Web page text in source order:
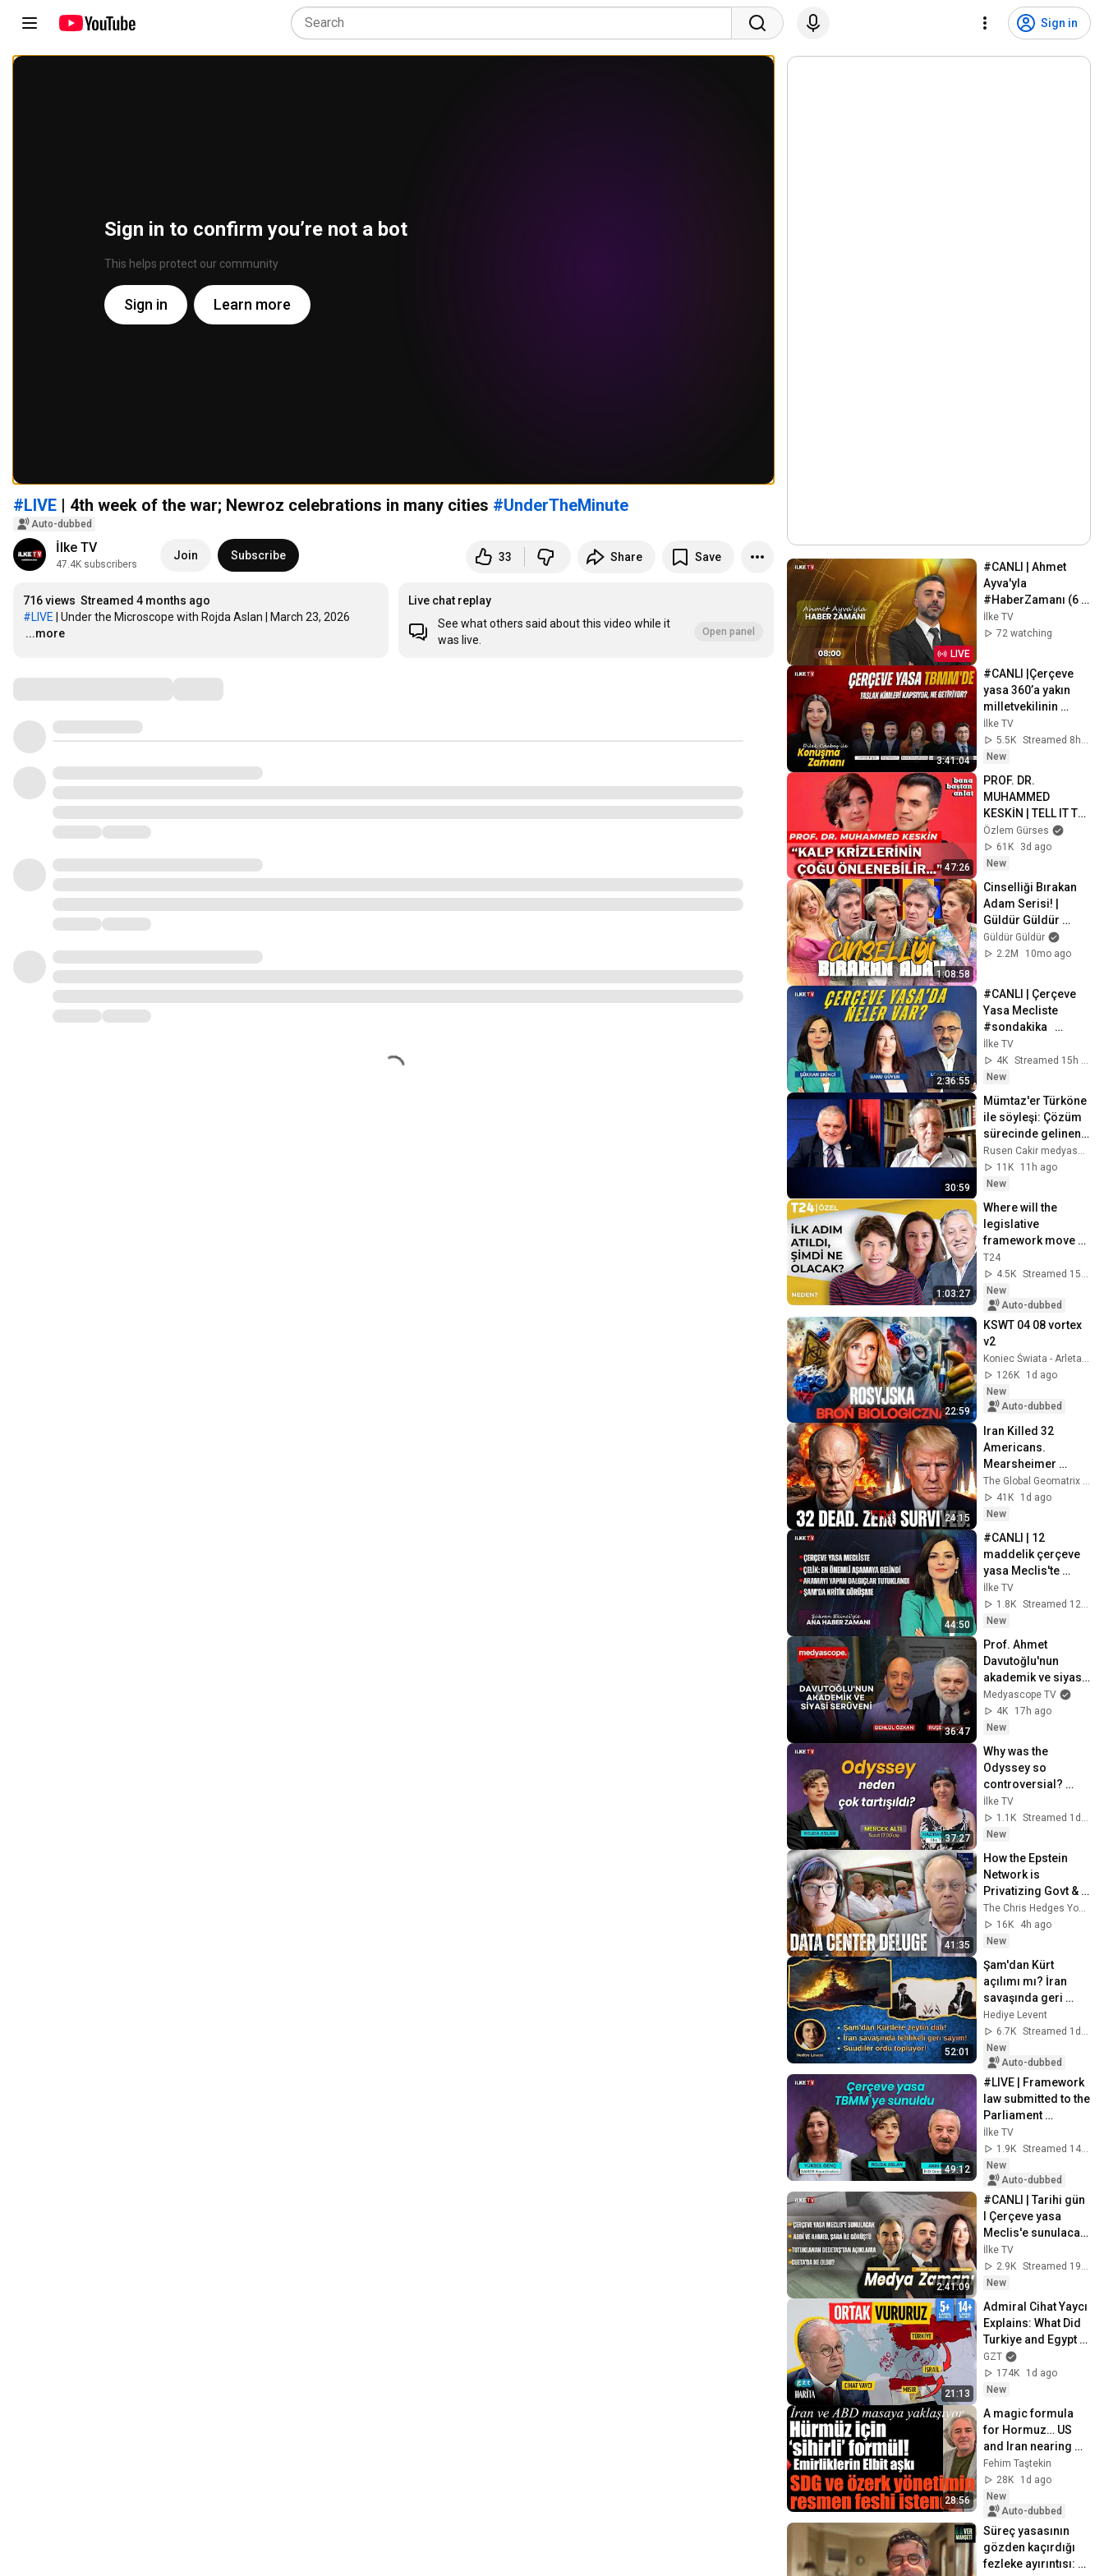
Sign in
Sign in to confirm you’re not a bot
This helps protect our community
Sign in Learn more
#LIVE | 4th week of the war; Newroz celebrations in many cities #UnderTheMinute
Auto-dubbed
İlke TV
47.4K subscribers
Join Subscribe 33 Share Save
716 views Streamed 4 months ago
#LIVE
…
...more
Live chat replay
See what others said about this video while it
was live.
Open panel
LIVE
#CANLI | Ahmet
Ayva'yla
#HaberZamanı (6
Ağustos 2026)
İlke TV
72 watching
3:41:04
#CANLI |Çerçeve
yasa 360’a yakın
milletvekilinin
imzasıyla TBMM
Başkanlığı’na
sunuldu
İlke TV
5.5K
Streamed 8h ago
New
47:26
PROF. DR.
MUHAMMED
KESKİN | TELL IT TO
ME FROM THE
START
Özlem Gürses
61K
3d ago
New
1:08:58
Cinselliği Bırakan
Adam Serisi! |
Güldür Güldür
Show
Güldür Güldür
2.2M
10mo ago
2:36:55
#CANLI | Çerçeve
Yasa Mecliste
#sondakika
#ÖneÇıkanlar (5
Ağustos 2026)
İlke TV
4K
New
30:59
Mümtaz'er Türköne
ile söyleşi: Çözüm
sürecinde gelinen
nokta ve bundan
sonrası
11K
11h ago
New
1:03:27
Where will the
legislative
framework move
take Turkey in the
region?
T24
4.5K
New
Auto-dubbed
22:59
KSWT 04 08 vortex
v2
126K
1d ago
New
Auto-dubbed
24:15
Iran Killed 32
Americans.
Mearsheimer
Reveals What
Trump Is Hiding"
The Global Geomatrix and Xueqin Global News
41K
1d ago
New
44:50
#CANLI | 12
maddelik çerçeve
yasa Meclis'te
#AnaHaberZamanı
(5 Ağustos 2026)
İlke TV
1.8K
Streamed 12h ago
New
36:47
Prof. Ahmet
Davutoğlu'nun
akademik ve siyasi
serüveni | Behlül
Özkan & Ruşen
Çakır
Medyascope TV
4K
17h ago
New
37:27
Why was the
Odyssey so
controversial?
#UnderTheLens
(August 4, 2026)
İlke TV
1.1K
Streamed 1d ago
New
41:35
How the Epstein
Network is
Privatizing Govt &
Building the
Surveillance
State(w/Whitney
The Chris Hedges YouTube Channel
16K
4h ago
New
52:01
Şam'dan Kürt
açılımı mı? İran
savaşında geri
sayım! Bab El
Mendeb için ordu
toplanıyor!
Hediye Levent
6.7K
Streamed 1d ago
New
Auto-dubbed
49:12
#LIVE | Framework
law submitted to the
Parliament
Speaker's Office:
Nearly 360 MPs
signed #UnderT...
İlke TV
1.9K
Streamed 14h ago
New
Auto-dubbed
2:41:09
#CANLI | Tarihi gün
I Çerçeve yasa
Meclis'e sunulacak
#MedyaZamanı (5
Ağustos 2026)
İlke TV
2.9K
Streamed 19h ago
New
21:13
Admiral Cihat Yaycı
Explains: What Did
Turkiye and Egypt
Sign?
GZT
174K
1d ago
New
28:56
A magic formula
for Hormuz… US
and Iran nearing
the negotiating
table… Damascus
demands the
disso...
Fehim Taştekin
28K
1d ago
New
Auto-dubbed
Süreç yasasının
gözden kaçırdığı
fezleke ayırıntısı: